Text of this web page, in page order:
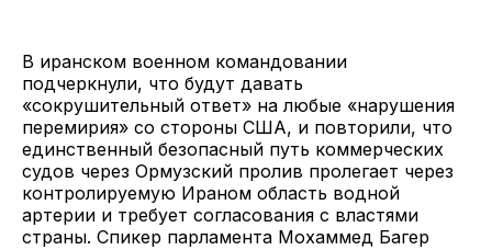
В иранском военном командовании
подчеркнули, что будут давать
«сокрушительный ответ» на любые «нарушения
перемирия» со стороны США, и повторили, что
единственный безопасный путь коммерческих
судов через Ормузский пролив пролегает через
контролируемую Ираном область водной
артерии и требует согласования с властями
страны. Спикер парламента Мохаммед Багер